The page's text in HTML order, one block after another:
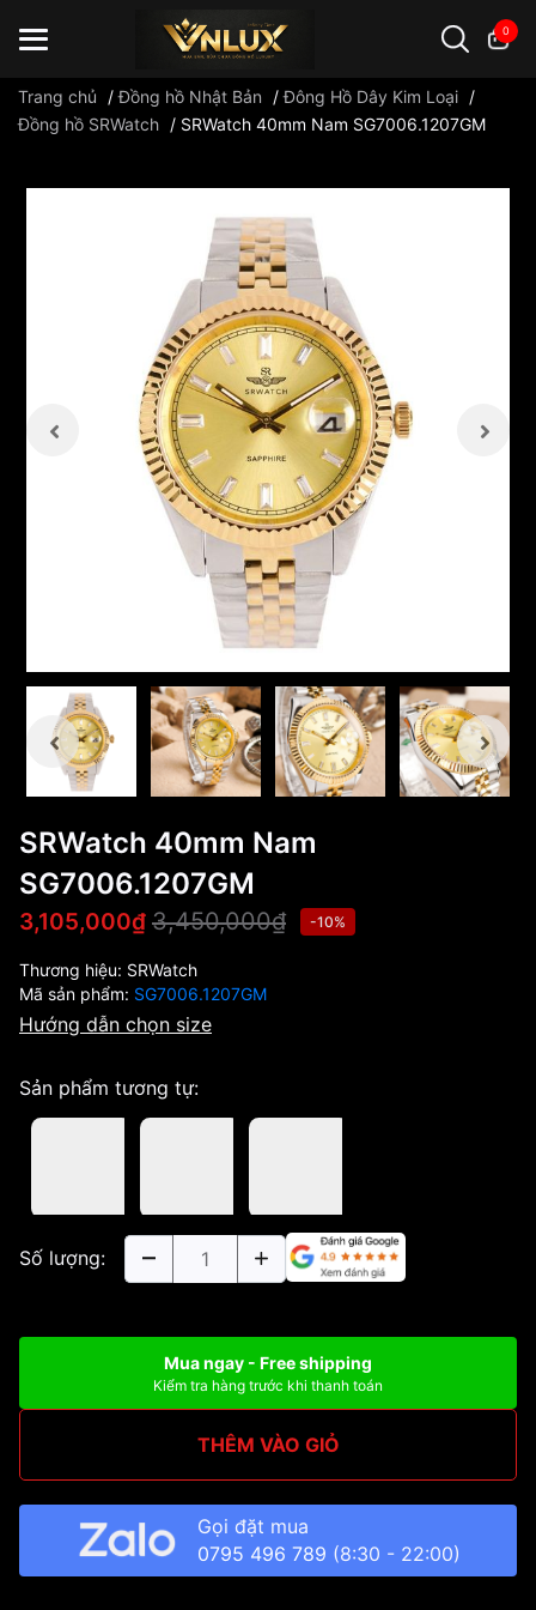
0
Trang chủ /Đồng hồ Nhật Bản /Đông Hồ Dây Kim Loại /
Đồng hồ SRWatch / SRWatch 40mm Nam SG7006.1207GM
SRWatch 40mm Nam
SG7006.1207GM
3,105,000₫ 3,450,000₫ -10%
Thương hiệu: SRWatch
Mã sản phẩm: SG7006.1207GM
Hướng dẫn chọn size
Sản phẩm tương tự:
Số lượng:
Mua ngay - Free shipping
Kiểm tra hàng trước khi thanh toán
THÊM VÀO GIỎ
Gọi đặt mua
0795 496 789 (8:30 - 22:00)